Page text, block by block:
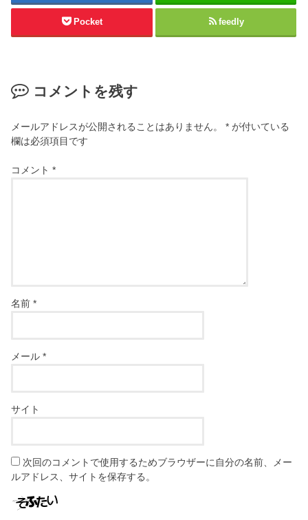
Pocket feedly
コメントを残す
メールアドレスが公開されることはありません。 * が付いている
欄は必須項目です
コメント*
名前*
メール*
サイト
次回のコメントで使用するためブラウザーに自分の名前、メー
ルアドレス、サイトを保存する。